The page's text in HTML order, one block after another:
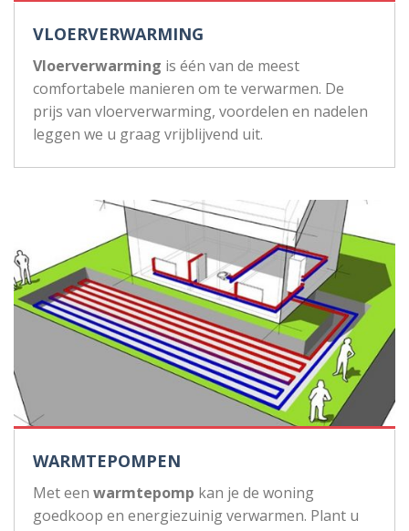
VLOERVERWARMING
Vloerverwarming is één van de meest
comfortabele manieren om te verwarmen. De
prijs van vloerverwarming, voordelen en nadelen
leggen we u graag vrijblijvend uit.
WARMTEPOMPEN
Met een warmtepomp kan je de woning
goedkoop en energiezuinig verwarmen. Plant u